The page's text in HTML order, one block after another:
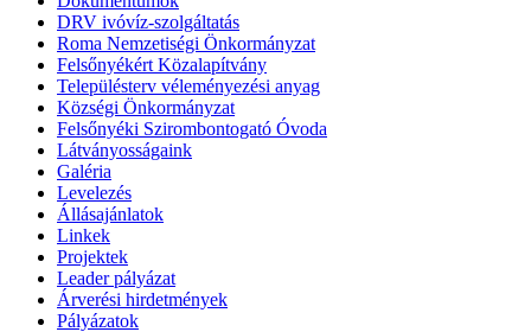
DRV ivóvíz-szolgáltatás
Roma Nemzetiségi Önkormányzat
Felsőnyékért Közalapítvány
Településterv véleményezési anyag
Községi Önkormányzat
Felsőnyéki Szirombontogató Óvoda
Látványosságaink
Galéria
Levelezés
Állásajánlatok
Linkek
Projektek
Leader pályázat
Árverési hirdetmények
Pályázatok